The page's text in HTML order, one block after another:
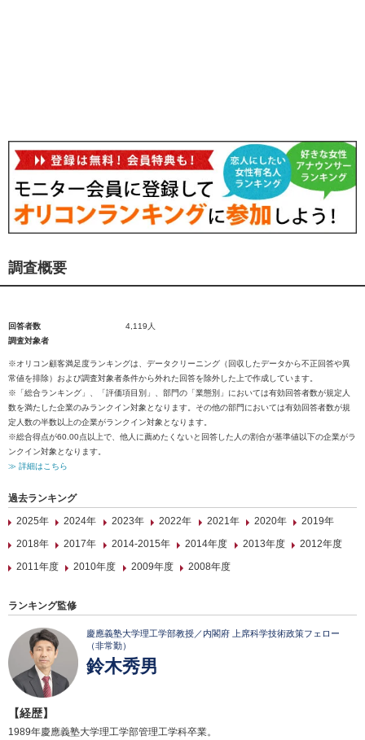
調査概要
回答者数
4,119人
調査対象者
※オリコン顧客満足度ランキングは、データクリーニング（回収したデータから不正回答や異
常値を排除）および調査対象者条件から外れた回答を除外した上で作成しています。
※「総合ランキング」、「評価項目別」、部門の「業態別」においては有効回答者数が規定人
数を満たした企業のみランクイン対象となります。その他の部門においては有効回答者数が規
定人数の半数以上の企業がランクイン対象となります。
※総合得点が60.00点以上で、他人に薦めたくないと回答した人の割合が基準値以下の企業がラ
ンクイン対象となります。
≫ 詳細はこちら
過去ランキング
2025年
2024年 2023年 2022年 2021年 2020年
2019年
2018年
2017年 2014-2015年 2014年度 2013年度
2012年度
2011年度
2010年度 2009年度 2008年度
ランキング監修
慶應義塾大学理工学部教授／内閣府 上席科学技術政策フェロー
（非常勤）
鈴木秀男
【経歴】
1989年慶應義塾大学理工学部管理工学科卒業。